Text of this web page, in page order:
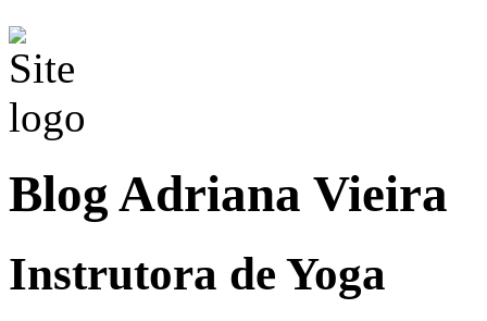
Blog Adriana Vieira
Instrutora de Yoga